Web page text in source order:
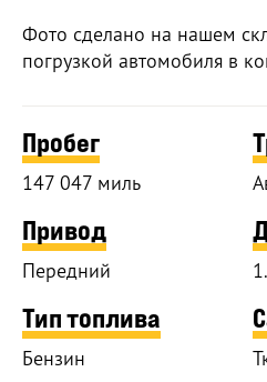
Фото сделано на нашем
погрузкой автомобиля в
Пробег
147 047 миль
Привод
Передний
Тип топлива
Бензин